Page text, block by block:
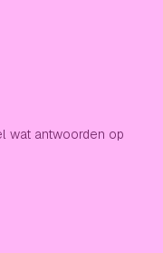
wat antwoorden op